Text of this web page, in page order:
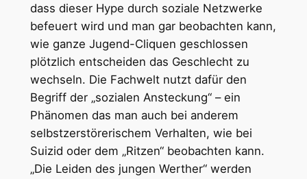
dass dieser Hype durch soziale Netzwerke
befeuert wird und man gar beobachten kann,
wie ganze Jugend-Cliquen geschlossen
plötzlich entscheiden das Geschlecht zu
wechseln. Die Fachwelt nutzt dafür den
Begriff der „sozialen Ansteckung“ – ein
Phänomen das man auch bei anderem
selbstzerstörerischem Verhalten, wie bei
Suizid oder dem „Ritzen“ beobachten kann.
„Die Leiden des jungen Werther“ werden